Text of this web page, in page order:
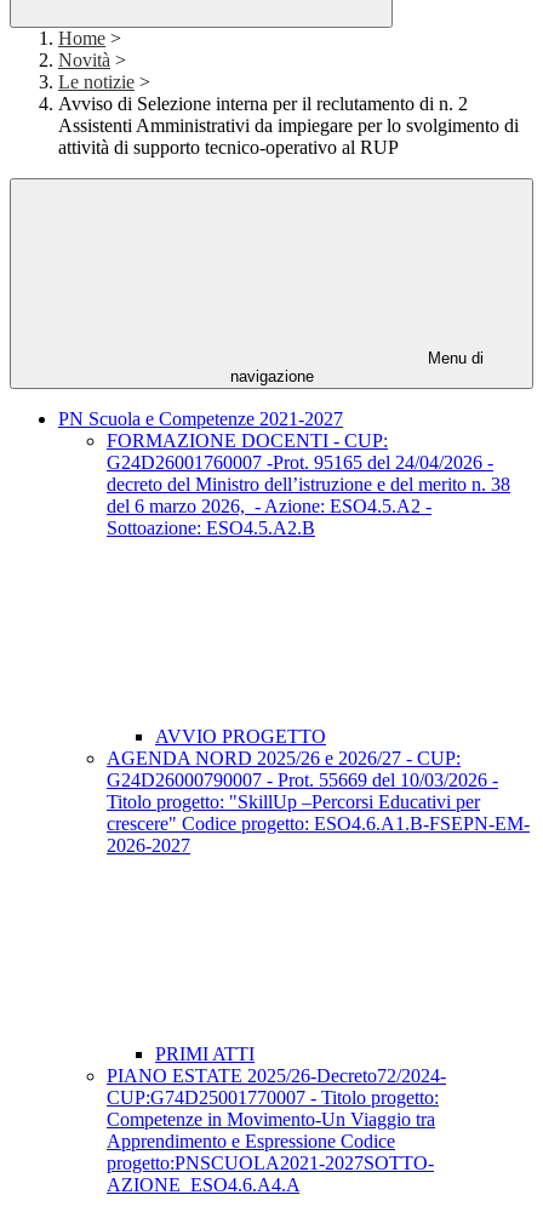
Home >
Novità >
Le notizie >
Avviso di Selezione interna per il reclutamento di n. 2
Assistenti Amministrativi da impiegare per lo svolgimento di
attività di supporto tecnico-operativo al RUP
Menu di
navigazione
PN Scuola e Competenze 2021-2027
FORMAZIONE DOCENTI - CUP:
G24D26001760007 -Prot. 95165 del 24/04/2026 -
decreto del Ministro dell’istruzione e del merito n. 38
del 6 marzo 2026, - Azione: ESO4.5.A2 -
Sottoazione: ESO4.5.A2.B
AVVIO PROGETTO
AGENDA NORD 2025/26 e 2026/27 - CUP:
G24D26000790007 - Prot. 55669 del 10/03/2026 -
Titolo progetto: "SkillUp –Percorsi Educativi per
crescere" Codice progetto: ESO4.6.A1.B-FSEPN-EM-
2026-2027
PRIMI ATTI
PIANO ESTATE 2025/26-Decreto72/2024-
CUP:G74D25001770007 - Titolo progetto:
Competenze in Movimento-Un Viaggio tra
Apprendimento e Espressione Codice
progetto:PNSCUOLA2021-2027SOTTO-
AZIONE_ESO4.6.A4.A